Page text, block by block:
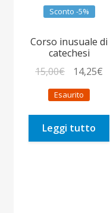
Sconto -5%
Corso inusuale di
catechesi
15,00€
prezzo
originale
era:
15,00€.
14,25€
è:
Esaurito
Leggi tutto